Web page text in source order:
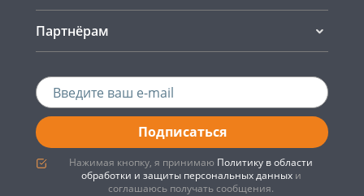
Партнёрам
Подписаться
Нажимая кнопку, я принимаю Политику в области
обработки и защиты персональных данныхи
соглашаюсь получать сообщения.